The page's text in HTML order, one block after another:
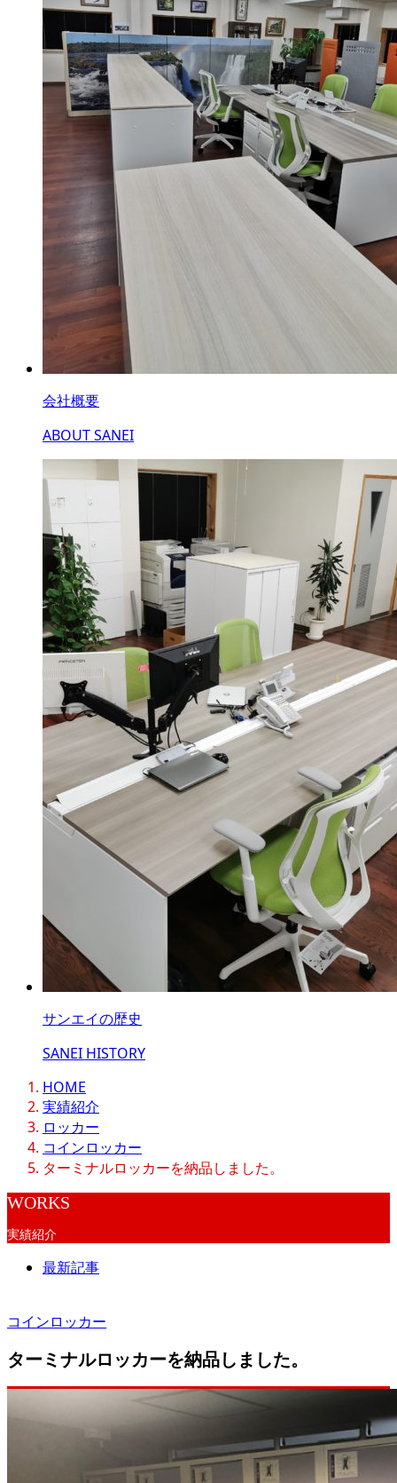
会社概要
ABOUT SANEI
サンエイの歴史
SANEI HISTORY
HOME
実績紹介
ロッカー
コインロッカー
ターミナルロッカーを納品しました。
WORKS
実績紹介
最新記事
コインロッカー
ターミナルロッカーを納品しました。